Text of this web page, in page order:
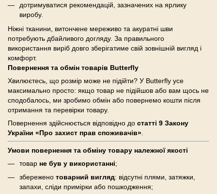
дотримуватися рекомендацій, зазначених на ярлику
виробу.
Ніжні тканини, витончене мереживо та акуратні шви
потребують дбайливого догляду. За правильного
використання виріб довго зберігатиме свій зовнішній вигляд і
комфорт.
Повернення та обмін товарів Butterfly
Хвилюєтесь, що розмір може не підійти? У Butterfly усе
максимально просто: якщо товар не підійшов або вам щось не
сподобалось, ми зробимо обмін або повернемо кошти після
отримання та перевірки товару.
Повернення здійснюється відповідно до статті 9 Закону
України «Про захист прав споживачів»
Умови повернення та обміну товару належної якості
товар не був у використанні;
збережено товарний вигляд: відсутні плями, затяжки,
запахи, сліди примірки або пошкодження;